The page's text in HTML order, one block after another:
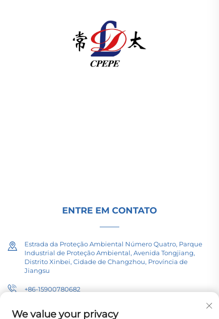
ENTRE EM CONTATO
Estrada da Proteção Ambiental Número Quatro, Parque
Industrial de Proteção Ambiental, Avenida Tongjiang,
Distrito Xinbei, Cidade de Changzhou, Província de
Jiangsu
+86-15900780682
[email protected]
We value your privacy